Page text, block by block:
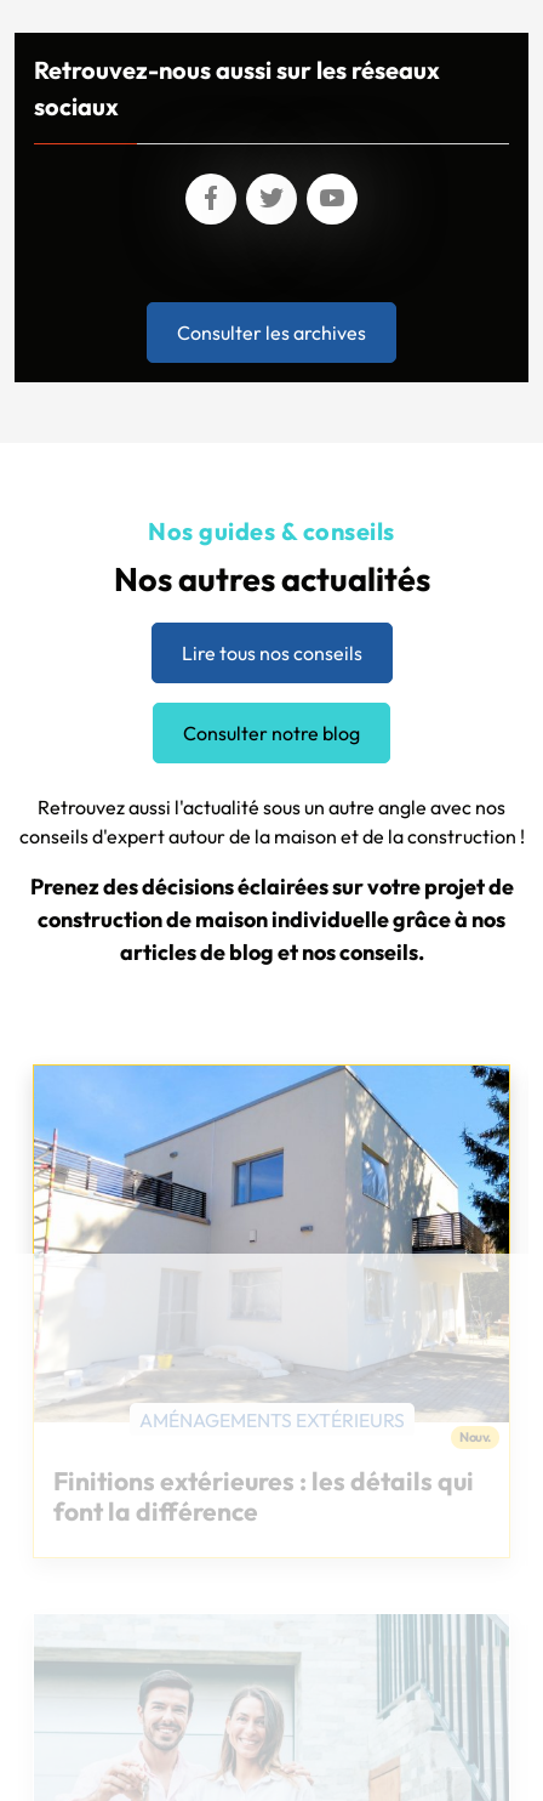
Retrouvez-nous aussi sur les réseaux
sociaux
Consulter les archives
Nos guides & conseils
Nos autres actualités
Lire tous nos conseils
Consulter notre blog
Retrouvez aussi l'actualité sous un autre angle avec nos
conseils d'expert autour de la maison et de la construction !
Prenez des décisions éclairées sur votre projet de
construction de maison individuelle grâce à nos
articles de blog et nos conseils.
Chargement...
AMÉNAGEMENTS EXTÉRIEURS
Nouv.
Finitions extérieures : les détails qui
font la différence